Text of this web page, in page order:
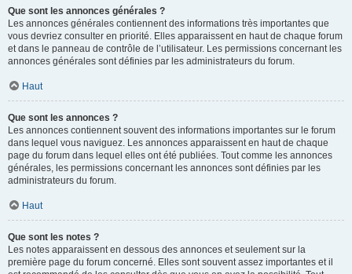
Que sont les annonces générales ?
Les annonces générales contiennent des informations très importantes que
vous devriez consulter en priorité. Elles apparaissent en haut de chaque forum
et dans le panneau de contrôle de l’utilisateur. Les permissions concernant les
annonces générales sont définies par les administrateurs du forum.
Haut
Que sont les annonces ?
Les annonces contiennent souvent des informations importantes sur le forum
dans lequel vous naviguez. Les annonces apparaissent en haut de chaque
page du forum dans lequel elles ont été publiées. Tout comme les annonces
générales, les permissions concernant les annonces sont définies par les
administrateurs du forum.
Haut
Que sont les notes ?
Les notes apparaissent en dessous des annonces et seulement sur la
première page du forum concerné. Elles sont souvent assez importantes et il